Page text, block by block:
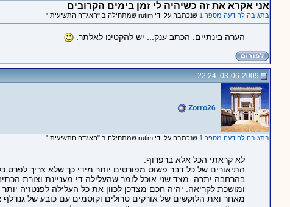
אני אקרא את זה כשיהיה לי זמן בימים הקרובים
בתגובה להודעה מספר 1 שנכתבה על ידי rutim שמתחילה ב "האגדה התשיעית."
הערה בינתיים: הכתב ענק... יש להקטינו לאלתר.
03-06-2009, 22:24
Zorro26
בתגובה להודעה מספר 1 שנכתבה על ידי rutim שמתחילה ב "האגדה התשיעית."
לא קראתי הכל אלא ברפרוף.
התיאורים של כל דבר פשוט מפורטים יותר מידי כך שלא צריך לפרט
בהרחבה יתרה. מצד שני אוכל לומר שהעלילה די מעניינת וצורת
ומושכת לקריאה. יהיה חכם מצדכן לכוון את כל העלילה לפנטזיה יותר
מאחר ואת הלוקשים של אורקים טרולים וקוסמים עם כובע של גנדלף